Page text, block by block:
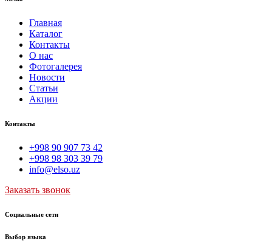
Главная
Каталог
Контакты
О нас
Фотогалерея
Новости
Статьи
Акции
Контакты
+998 90 907 73 42
+998 98 303 39 79
info@elso.uz
Заказать звонок
Социальные сети
Выбор языка